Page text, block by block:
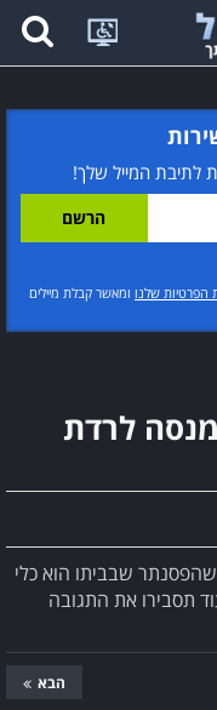
לתיבת המייל שלך!
הפרטיות שלנו ומאשר קבלת מיילים
לרדת
שבביתו הוא כלי
תסבירו את התגובה
הבא